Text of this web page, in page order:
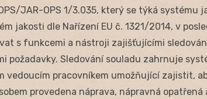
JAR-OPS 1/3.035, který se týká systému
jakosti dle Nařízení EU č. 1321/2014, v
s funkcemi a nástroji zajišťujícími
požadavky. Sledování souladu zahrnuje
vedoucím pracovníkem umožňující zajistit,
provedena náprava, nápravná opatřená